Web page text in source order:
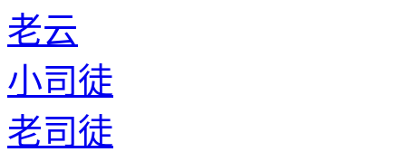
老云
小司徒
老司徒